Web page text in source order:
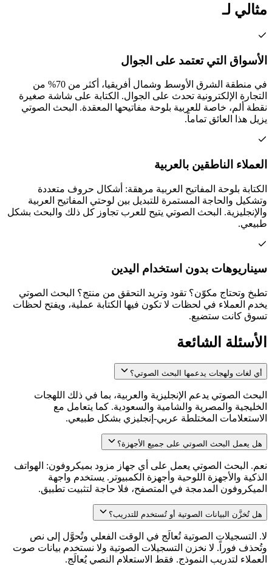
مثالي لـ
الأسواق التي تعتمد على الجوال
في منطقة الشرق الأوسط وشمال أفريقيا، أكثر من 70% من
التجارة الإلكترونية تحدث على الجوال. الكتابة على شاشة صغيرة
نقطة ألم، خاصة للعربية بلوحة مفاتيحها المعقدة. البحث الصوتي
يزيل هذا العائق تماماً.
العملاء الناطقين بالعربية
الكتابة بلوحة المفاتيح العربية مرهقة: أشكال حروف متعددة
وتشكيل والحاجة المستمرة للتبديل بين لوحتي المفاتيح العربية
والإنجليزية. البحث الصوتي يتيح للعرب تجاوز كل ذلك والبحث بشكل
طبيعي.
سيناريوهات بدون استخدام اليدين
تطبخ وتحتاج مكوّن؟ تقود وتريد التحقق من منتج؟ البحث الصوتي
يخدم العملاء في لحظات لا تكون فيها الكتابة عملية، ويفتح لحظات
تسوق كانت ستضيع.
الأسئلة الشائعة
أي لغات ولهجات يدعمها البحث الصوتي؟
البحث الصوتي يدعم الإنجليزية والعربية، بما في ذلك اللهجات
الخليجية والمصرية والشامية والسعودية. كما يتعامل مع
الاستعلامات المختلطة عربي-إنجليزي بشكل طبيعي.
هل يعمل البحث الصوتي على جميع الأجهزة؟
نعم. البحث الصوتي يعمل على أي جهاز مزود بميكروفون: الهواتف
الذكية والأجهزة اللوحية وأجهزة الكمبيوتر. يستخدم واجهة
الميكروفون المدمجة في المتصفح، فلا حاجة لتثبيت تطبيق.
هل تُخزَّن البيانات الصوتية أو تُستخدم للتدريب؟
لا. التسجيلات الصوتية تُعالَج في الوقت الفعلي وتُحوَّل إلى نص
وتُحذف فوراً. لا نخزن التسجيلات الصوتية ولا نستخدم بيانات صوت
العملاء لتدريب النموذج. فقط الاستعلام النصي يُعالَج.